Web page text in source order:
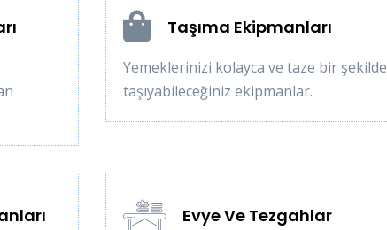
Taşıma Ekipmanları
Yemeklerinizi kolayca ve taze bir şekilde
taşıyabileceğiniz ekipmanlar.
Evye Ve Tezgahlar